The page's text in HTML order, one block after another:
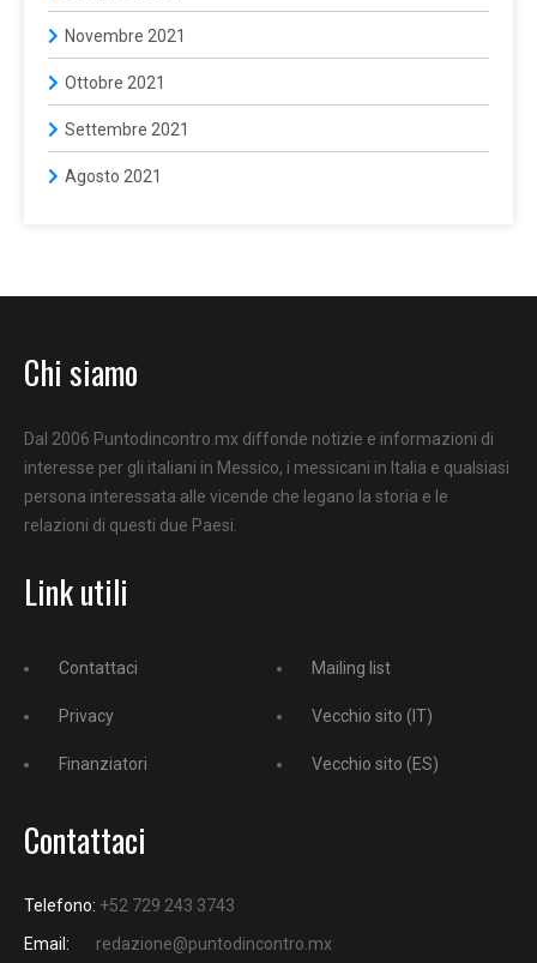
Novembre 2021
Ottobre 2021
Settembre 2021
Agosto 2021
Chi siamo
Dal 2006 Puntodincontro.mx diffonde notizie e informazioni di
interesse per gli italiani in Messico, i messicani in Italia e qualsiasi
persona interessata alle vicende che legano la storia e le
relazioni di questi due Paesi.
Link utili
Contattaci
Privacy
Finanziatori
Mailing list
Vecchio sito (IT)
Vecchio sito (ES)
Contattaci
Telefono: +52 729 243 3743
Email:
redazione@puntodincontro.mx